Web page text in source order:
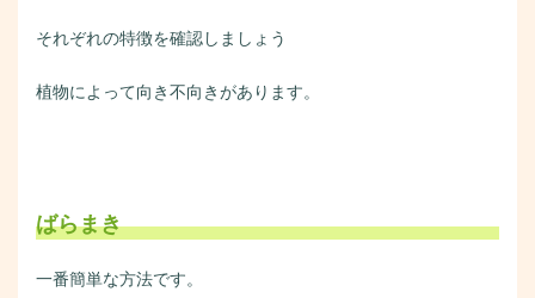
それぞれの特徴を確認しましょう
植物によって向き不向きがあります。
ばらまき
一番簡単な方法です。